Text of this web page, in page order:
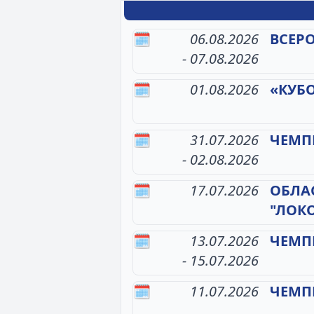
🗓️
06.08.2026
- 07.08.2026
🗓️ 01.08.2026
🗓️
31.07.2026
- 02.08.2026
🗓️ 17.07.2026
🗓️
13.07.2026
- 15.07.2026
🗓️ 11.07.2026